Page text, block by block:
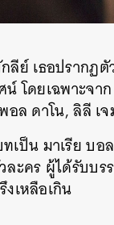
ลีย์ เธอปรากฏ
โดยเฉพาะจาก
อล ดาโน, ลิลี เ
เป็น มาเรีย บ
ละคร ผู้ได้รับบ
เหลือเกิน